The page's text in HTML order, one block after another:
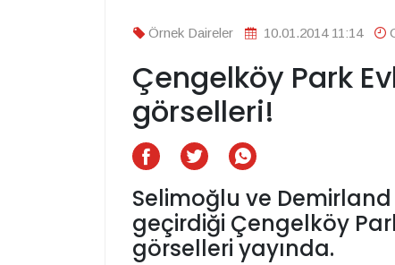
Örnek Daireler 10.01.2014 11:14
Çengelköy Park
görselleri!
Selimoğlu ve
geçirdiği Çengelköy
görselleri yayında.